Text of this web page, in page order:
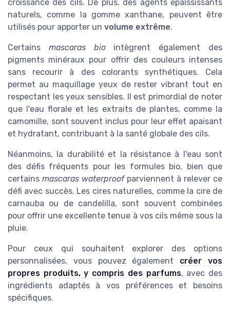
croissance des cils. De plus, des agents épaississants
naturels, comme la gomme xanthane, peuvent être
utilisés pour apporter un volume extrême.
Certains mascaras biointègrent également des
pigments minéraux pour offrir des couleurs intenses
sans recourir à des colorants synthétiques. Cela
permet au maquillage yeux de rester vibrant tout en
respectant les yeux sensibles. Il est primordial de noter
que l'eau florale et les extraits de plantes, comme la
camomille, sont souvent inclus pour leur effet apaisant
et hydratant, contribuant à la santé globale des cils.
Néanmoins, la durabilité et la résistance à l'eau sont
des défis fréquents pour les formules bio, bien que
certains mascaras waterproofparviennent à relever ce
défi avec succès. Les cires naturelles, comme la cire de
carnauba ou de candelilla, sont souvent combinées
pour offrir une excellente tenue à vos cils même sous la
pluie.
Pour ceux qui souhaitent explorer des options
personnalisées, vous pouvez également créer vos
propres produits, y compris des parfums, avec des
ingrédients adaptés à vos préférences et besoins
spécifiques.